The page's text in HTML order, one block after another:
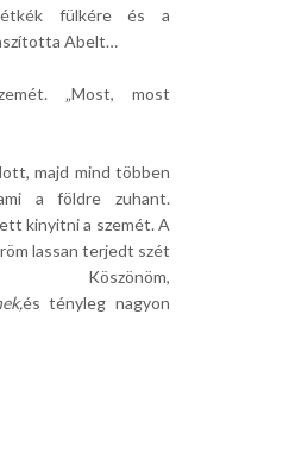
fülkére és a
Abelt…
„Most, most
majd mind többen
a földre zuhant.
kinyitni a szemét. A
lassan terjedt szét
és tényleg nagyon